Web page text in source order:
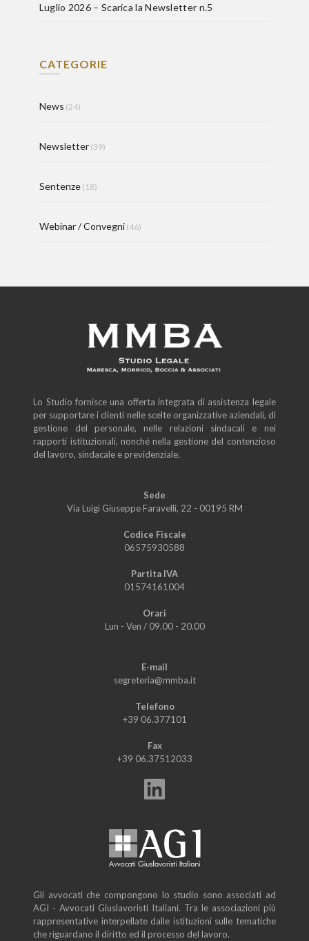
Luglio 2026 – Scarica la Newsletter n.5
CATEGORIE
News (24)
Newsletter(39)
Sentenze(18)
Webinar / Convegni(46)
Lo Studio fornisce una offerta integrata di assistenza legale
per supportare i clienti nelle scelte organizzative aziendali, di
gestione del personale, nelle relazioni sindacali e nei
rapporti istituzionali, nonché nella gestione del contenzioso
del lavoro, sindacale e previdenziale.
Sede
Via Luigi Giuseppe Faravelli, 22 - 00195 RM
Codice Fiscale
06575930588
Partita IVA
01574161004
Orari
Lun - Ven / 09.00 - 20.00
E-mail
segreteria@mmba.it
Telefono
+39 06.377101
Fax
+39 06.37512033
Gli avvocati che compongono lo studio sono associati ad
AGI - Avvocati Giuslavoristi Italiani. Tra le associazioni più
rappresentative interpellate dalle istituzioni sulle tematiche
che riguardano il diritto ed il processo del lavoro.